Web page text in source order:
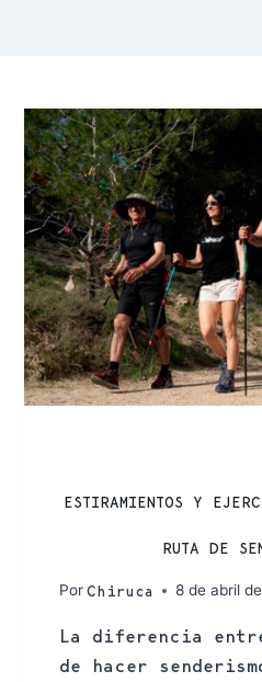
ESTIRAMIENTOS Y
RUTA DE
PorChiruca 8 de abril
La diferencia
de hacer